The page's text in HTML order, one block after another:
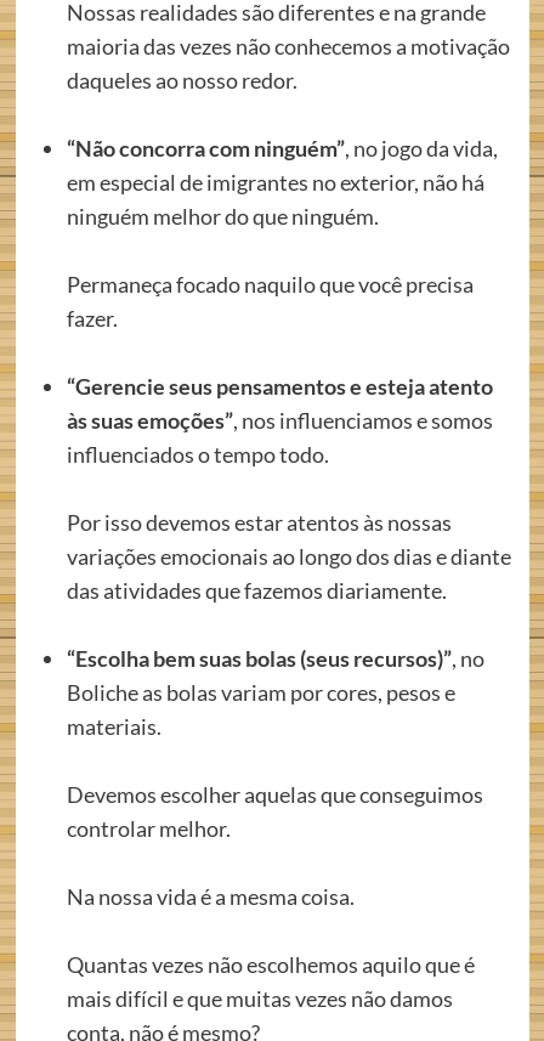
Nossas realidades são diferentes e na grande
maioria das vezes não conhecemos a motivação
daqueles ao nosso redor.
“Não concorra com ninguém”, no jogo da vida,
em especial de imigrantes no exterior, não há
ninguém melhor do que ninguém.
Permaneça focado naquilo que você precisa
fazer.
“Gerencie seus pensamentos e esteja atento
às suas emoções”, nos influenciamos e somos
influenciados o tempo todo.
Por isso devemos estar atentos às nossas
variações emocionais ao longo dos dias e diante
das atividades que fazemos diariamente.
“Escolha bem suas bolas (seus recursos)”, no
Boliche as bolas variam por cores, pesos e
materiais.
Devemos escolher aquelas que conseguimos
controlar melhor.
Na nossa vida é a mesma coisa.
Quantas vezes não escolhemos aquilo que é
mais difícil e que muitas vezes não damos
conta, não é mesmo?